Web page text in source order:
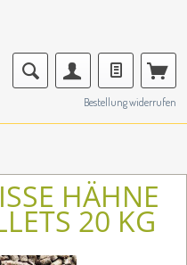
Bestellung widerrufen
HÄHNE W
20 KG